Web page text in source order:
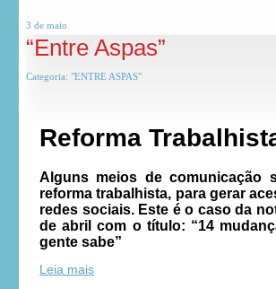
3 de maio
“Entre Aspas”
Categoria: "ENTRE ASPAS"
Reforma
Alguns meios de comunicação
reforma trabalhista, para gerar
redes sociais. Este é o caso da
de abril com o título: “14
gente sabe”
Leia mais